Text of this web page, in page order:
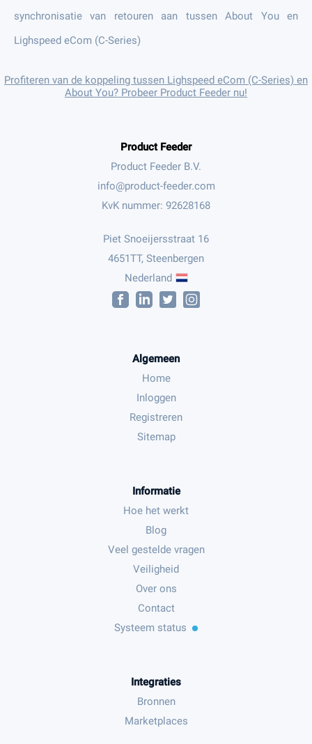
synchronisatie van retouren aan tussen About You en
Lighspeed eCom (C-Series)
Profiteren van de koppeling tussen Lighspeed eCom (C-Series) en
About You? Probeer Product Feeder nu!
Product Feeder
Product Feeder B.V.
KvK nummer: 92628168
Piet Snoeijersstraat 16
4651TT, Steenbergen
Nederland
Algemeen
Home
Inloggen
Registreren
Sitemap
Informatie
Hoe het werkt
Blog
Veel gestelde vragen
Veiligheid
Over ons
Contact
Systeem status
Integraties
Bronnen
Marketplaces